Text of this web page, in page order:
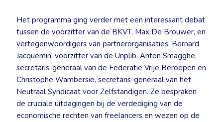
Het programma ging verder met een interessant debat
tussen de voorzitter van de BKVT, Max De Brouwer, en
vertegenwoordigers van partnerorganisaties: Bernard
Jacquemin, voorzitter van de Unplib, Anton Smagghe,
secretaris-generaal van de Federatie Vrije Beroepen en
Christophe Wambersie, secretaris-generaal van het
Neutraal Syndicaat voor Zelfstandigen. Ze bespraken
de cruciale uitdagingen bij de verdediging van de
economische rechten van freelancers en wezen op de